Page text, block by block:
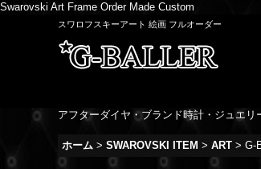
Swarovski Art Frame Order Made Custom
スワロフスキーアート 絵画 フルオーダー
アフターダイヤ・ブランド時計・ジュエ
ホーム > SWAROVSKI ITEM > ART > G-